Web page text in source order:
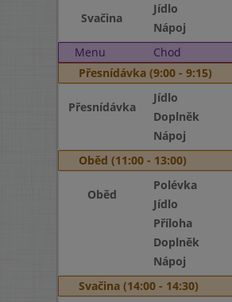
Svačina
Jídlo
Nápoj
Menu
Chod
Přesnídávka (9:00 - 9:15)
Přesnídávka
Jídlo
Doplněk
Nápoj
Oběd (11:00 - 13:00)
Oběd
Polévka
Jídlo
Příloha
Doplněk
Nápoj
Svačina (14:00 - 14:30)